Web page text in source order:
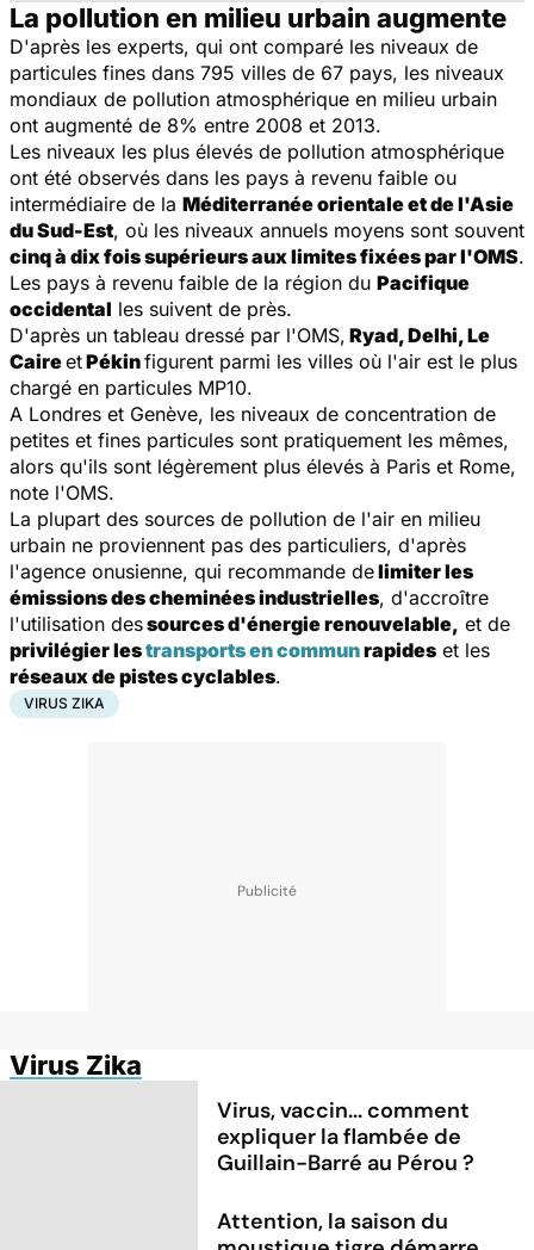
La pollution en milieu urbain augmente
D'après les experts, qui ont comparé les niveaux de
particules fines dans 795 villes de 67 pays, les niveaux
mondiaux de pollution atmosphérique en milieu urbain
ont augmenté de 8% entre 2008 et 2013.
Les niveaux les plus élevés de pollution atmosphérique
ont été observés dans les pays à revenu faible ou
intermédiaire de la Méditerranée orientale et de l'Asie
du Sud-Est, où les niveaux annuels moyens sont souvent
cinq à dix fois supérieurs aux limites fixées par l'OMS.
Les pays à revenu faible de la région du Pacifique
occidental les suivent de près.
D'après un tableau dressé par l'OMS, Ryad, Delhi, Le
CaireetPékinfigurent parmi les villes où l'air est le plus
chargé en particules MP10.
A Londres et Genève, les niveaux de concentration de
petites et fines particules sont pratiquement les mêmes,
alors qu'ils sont légèrement plus élevés à Paris et Rome,
note l'OMS.
La plupart des sources de pollution de l'air en milieu
urbain ne proviennent pas des particuliers, d'après
l'agence onusienne, qui recommande delimiter les
émissions des cheminées industrielles, d'accroître
l'utilisation dessources d'énergie renouvelable, et de
privilégier lestransports en communrapides et les
réseaux de pistes cyclables.
VIRUS ZIKA
Virus Zika
Virus, vaccin... comment
expliquer la flambée de
Guillain-Barré au Pérou ?
Attention, la saison du